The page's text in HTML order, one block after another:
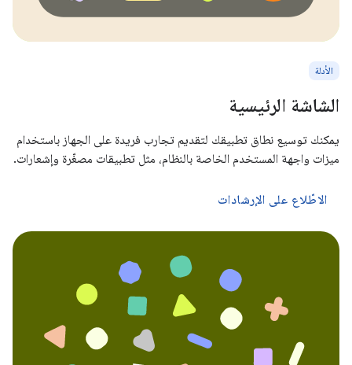
الأدلة
الشاشة الرئيسية
يمكنك توسيع نطاق تطبيقك لتقديم تجارب فريدة على الجهاز باستخدام
ميزات واجهة المستخدم الخاصة بالنظام، مثل تطبيقات مصغّرة وإشعارات.
الاطّلاع على الإرشادات